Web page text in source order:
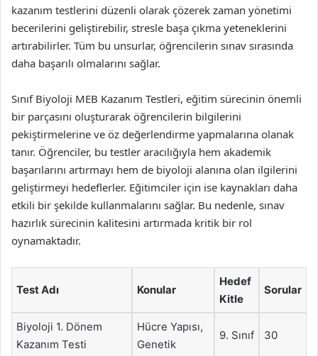
kazanım testlerini düzenli olarak çözerek zaman yönetimi
becerilerini geliştirebilir, stresle başa çıkma yeteneklerini
artırabilirler. Tüm bu unsurlar, öğrencilerin sınav sırasında
daha başarılı olmalarını sağlar.
Sınıf Biyoloji MEB Kazanım Testleri, eğitim sürecinin önemli
bir parçasını oluşturarak öğrencilerin bilgilerini
pekiştirmelerine ve öz değerlendirme yapmalarına olanak
tanır. Öğrenciler, bu testler aracılığıyla hem akademik
başarılarını artırmayı hem de biyoloji alanına olan ilgilerini
geliştirmeyi hedeflerler. Eğitimciler için ise kaynakları daha
etkili bir şekilde kullanmalarını sağlar. Bu nedenle, sınav
hazırlık sürecinin kalitesini artırmada kritik bir rol
oynamaktadır.
Test Adı Konular
Hedef
Kitle
Sorular
Biyoloji 1. Dönem
Kazanım Testi
Hücre Yapısı,
Genetik
9. Sınıf 30